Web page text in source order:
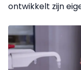
ontwikkelt zijn